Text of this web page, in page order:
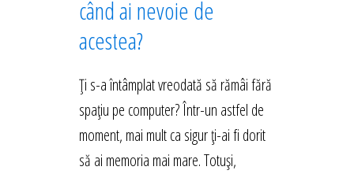
când ai nevoie de
acestea?
Ți s-a întâmplat vreodată să rămâi fără
spațiu pe computer? Într-un astfel de
moment, mai mult ca sigur ți-ai fi dorit
să ai memoria mai mare. Totuși,